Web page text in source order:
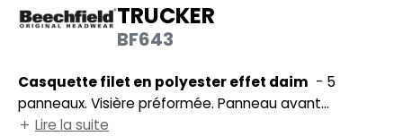
VISIBILITE
MODULABLES
SI ON L'APPELAIT FRANCIS
BY PROMODORO
TRUCKER
BF643
Casquette filet en polyester effet daim
panneaux. Visière préformée. Panneau avant
structuré. Ajustable par picots. Tour de tête : 58cm.
Lire la suite